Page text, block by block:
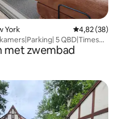
York Gemiddelde
4,82 (38)
5 QBD|Times
met zwembad